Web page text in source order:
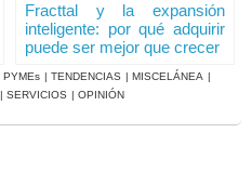
Fracttal y la expansión
inteligente: por qué adquirir
puede ser mejor que crecer
PYMEs | TENDENCIAS | MISCELÁNEA |
| SERVICIOS | OPINIÓN